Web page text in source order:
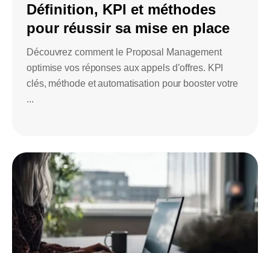
Définition, KPI et méthodes
pour réussir sa mise en place
Découvrez comment le Proposal Management
optimise vos réponses aux appels d’offres. KPI
clés, méthode et automatisation pour booster votre
...